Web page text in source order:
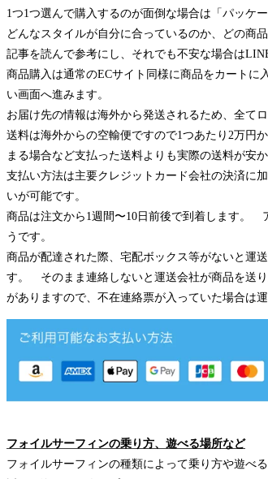
1つ1つ選んで購入するのが面倒な場合は「パッケ
どんなスタイルが自分に合っているのか、どの商
記事を読んで参考にし、それでも不安な場合は
商品購入は通常のECサイト同様に商品をカート
い画面へ進みます。
お届け先の情報は海外から発送されるため、全て
送料は海外からの空輸便ですので1つあたり2万円
まる場合など支払った送料よりも実際の送料が安
支払い方法は主要クレジットカード会社の決済に
いが可能です。
商品は注文から1週間〜10日前後で到着します。
うです。
商品が配達された際、宅配ボックス等がないと運
す。 そのまま連絡しないと運送会社が商品を送
がありますので、不在連絡票が入っていた場合は
フォイルサーフィンの乗り方、遊べる場所など
フォイルサーフィンの種類によって乗り方や遊べ